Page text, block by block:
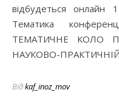
відбудеться онлайн
Тематика
ТЕМАТИЧНЕ КОЛО
НАУКОВО-
Відkaf_inoz_mov